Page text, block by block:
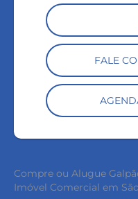
FALE
Compre ou Alugue
Imóvel Comercial em